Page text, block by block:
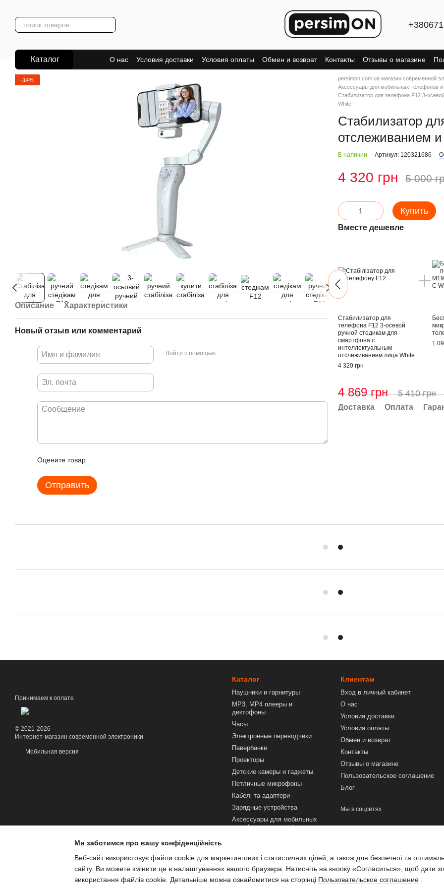
Каталог О нас Условия доставки Условия оплаты Обмен и возврат Контакты Отзывы о магазине
−14%
Описание Характеристики
Новый отзыв или комментарий
Войти с помощью
Оцените товар
Отправить
persimon.com.ua магазин современной
Аксессуары для мобильных телефонов
Стабилизатор для телефона F12 3-
White
Стабилизатор
отслеживанием и
В наличии Артикул: 120321686
4 320 грн 5 000
Купить
Вместе дешевле
Стабилизатор для
телефона F12 3-осевой
ручной стедикам для
смартфона с
интеллектуальным
отслеживанием лица White
4 320 грн
1
4 869 грн 5 410 грн
Доставка Оплата
Принимаем к оплате
© 2021-2026
Интернет-магазин современной электроники
Мобильная версия
Каталог
Наушники и гарнитуры
MP3, MP4 плееры и
диктофоны
Часы
Электронные переводчики
Павербанки
Проекторы
Детские камеры и гаджеты
Петличные микрофоны
Кабелі та адаптери
Зарядные устройства
Аксессуары для мобильных
телефонов и смартфонов
ноутбуков
Клиентам
Вход в личный кабинет
О нас
Условия доставки
Условия оплаты
Обмен и возврат
Контакты
Отзывы о магазине
Пользовательское соглашение
Блог
Мы в соцсетях
Ми заботимся про вашу конфіденційність
Веб-сайт використовує файли cookie для маркетингових і статистичних цілей, а також для безпечної та
сайту. Ви можете змінити це в налаштуваннях вашого браузера. Натисніть на кнопку «Согласиться», щоб дати
використання файлів cookie. Детальніше можна ознайомитися на сторінці Пользовательское соглашение